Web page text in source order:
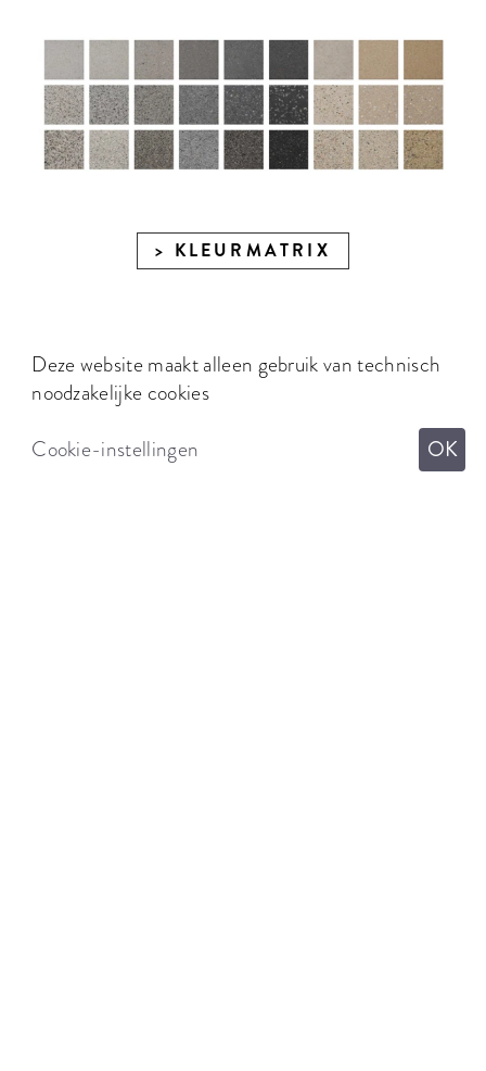
KLEURMATRIX
Deze website maakt alleen gebruik van technisch
noodzakelijke cookies
Cookie-instellingen
OK